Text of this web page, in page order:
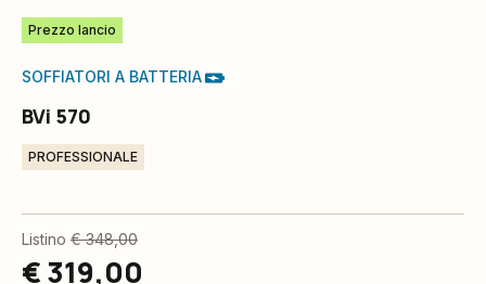
Prezzo lancio
SOFFIATORI A BATTERIA
BVi 570
PROFESSIONALE
Listino € 348,00
€ 319,00